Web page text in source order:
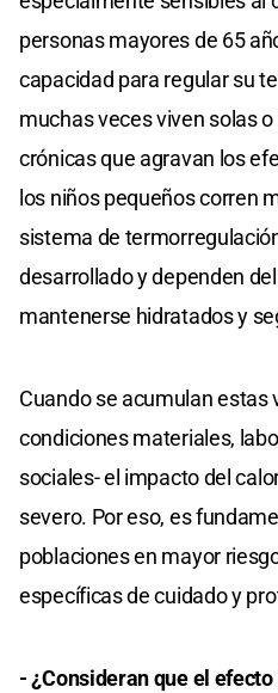
personas mayores de 65
capacidad para regular su
muchas veces viven solas
crónicas que agravan los
los niños pequeños corren
sistema de
desarrollado y dependen
mantenerse hidratados y
Cuando se acumulan estas
condiciones materiales,
sociales- el impacto del
severo. Por eso, es
poblaciones en mayor
específicas de cuidado y
- ¿Consideran que el